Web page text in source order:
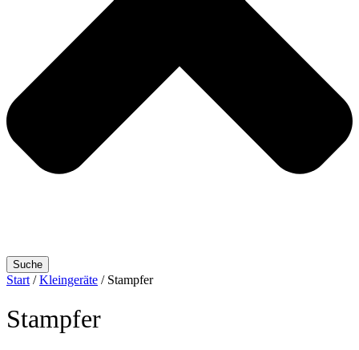
Suche
Start /Kleingeräte / Stampfer
Stampfer